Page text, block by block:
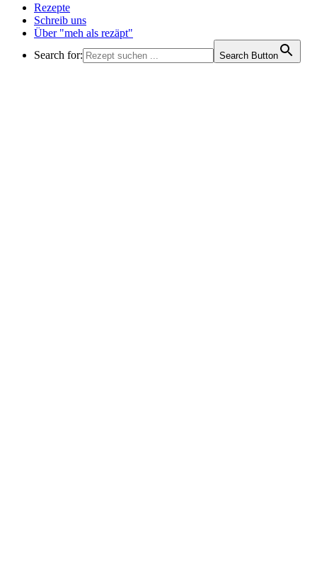
Rezepte
Schreib uns
Über "meh als rezäpt"
Search for:
Search Button